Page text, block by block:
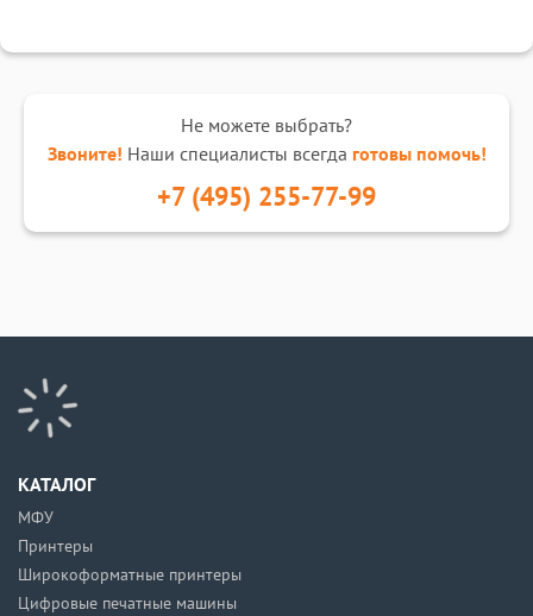
Не можете выбрать?
Звоните! Наши специалисты всегда готовы помочь!
+7 (495) 255-77-99
КАТАЛОГ
МФУ
Принтеры
Широкоформатные принтеры
Цифровые печатные машины